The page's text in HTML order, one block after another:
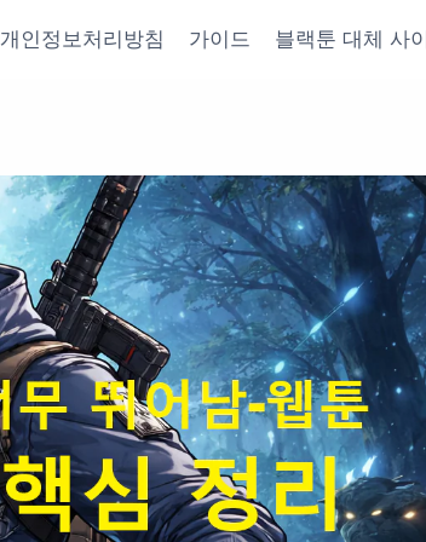
개인정보처리방침 가이드 블랙툰 대체 사